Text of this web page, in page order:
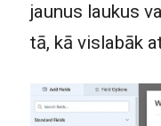
jaunus laukus
tā, kā vislabāk